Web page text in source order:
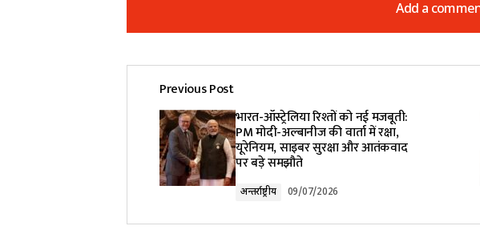
Add a
Add a
Your email address will not be published.Required
Comment
Previous Post
भारत-ऑस्ट्रेलिया रिश्तों को नई मजबूती:
PM मोदी-अल्बानीज की वार्ता में रक्षा,
यूरेनियम, साइबर सुरक्षा और आतंकवाद
पर बड़े समझौते
अन्तर्राष्ट्रीय 09/07/2026